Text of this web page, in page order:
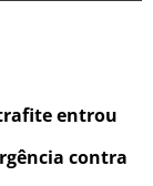
entrou
contra